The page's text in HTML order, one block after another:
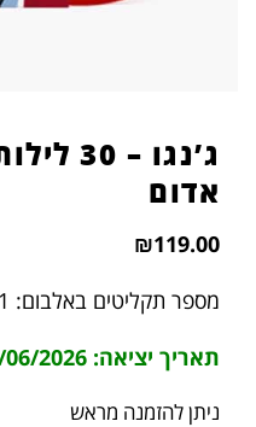
ג’נגו
אדום
₪119.00
מספר תקליטים באלבום: 1
תאריך יציאה: 10/06/2026
ניתן להזמנה מראש